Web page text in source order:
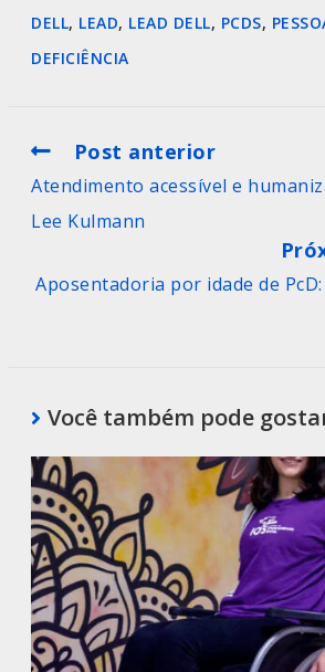
DELL, LEAD, LEAD DELL, PCDS,
DEFICIÊNCIA
Post anterior
Atendimento acessível e
Lee Kulmann
Aposentadoria por idade de
Você também pode